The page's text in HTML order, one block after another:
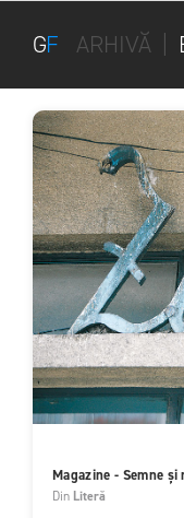
GF ARHIVĂ
Magazine - Semne și
Din Literă